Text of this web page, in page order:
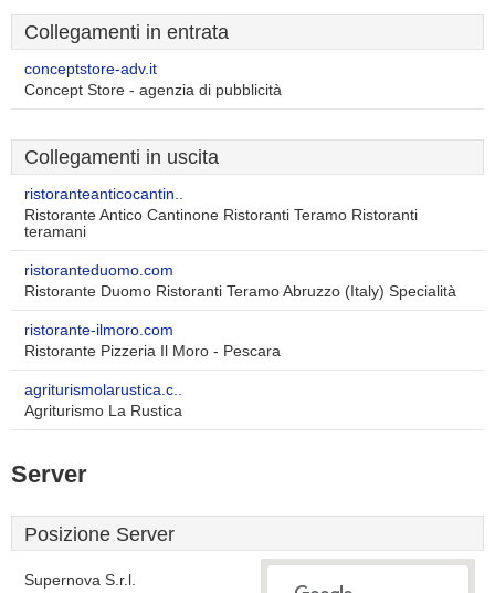
Collegamenti in entrata
conceptstore-adv.it
Concept Store - agenzia di pubblicità
Collegamenti in uscita
ristoranteanticocantin..
Ristorante Antico Cantinone Ristoranti Teramo Ristoranti
teramani
ristoranteduomo.com
Ristorante Duomo Ristoranti Teramo Abruzzo (Italy) Specialità
ristorante-ilmoro.com
Ristorante Pizzeria Il Moro - Pescara
agriturismolarustica.c..
Agriturismo La Rustica
Server
Posizione Server
Supernova S.r.l.